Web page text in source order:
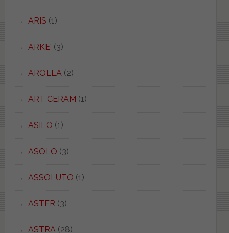
ARIS (1)
ARKE' (3)
AROLLA (2)
ART CERAM (1)
ASILO (1)
ASOLO (3)
ASSOLUTO (1)
ASTER (3)
ASTRA (28)